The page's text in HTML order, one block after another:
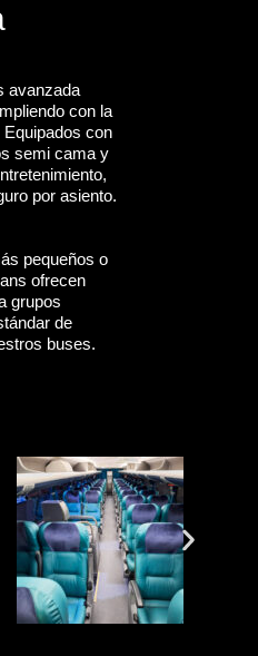
avanzada
con la
Equipados con
semi cama y
por asiento.
pequeños o
ofrecen
grupos
de
buses.